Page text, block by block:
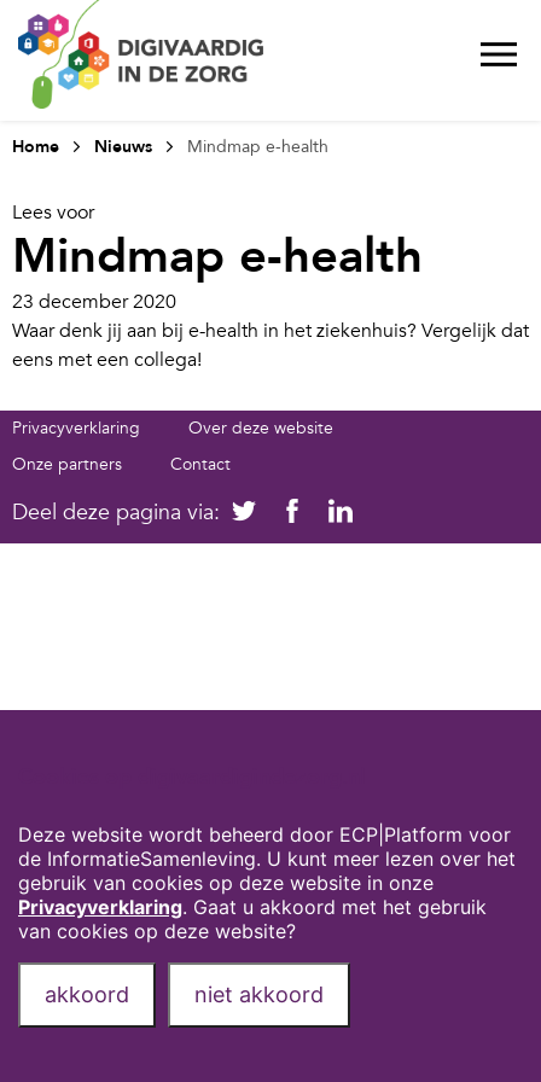
Home Nieuws Mindmap e-health
Lees voor
Mindmap e-health
23 december 2020
Waar denk jij aan bij e-health in het ziekenhuis? Vergelijk dat
eens met een collega!
Privacyverklaring
Over deze website
Onze partners
Contact
Deel deze pagina via:
Deze website wordt beheerd door ECP|Platform voor
de InformatieSamenleving. U kunt meer lezen over het
gebruik van cookies op deze website in onze
Privacyverklaring. Gaat u akkoord met het gebruik
van cookies op deze website?
akkoord niet akkoord